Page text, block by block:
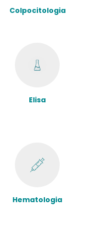
Colpocitologia
Elisa
Hematologia